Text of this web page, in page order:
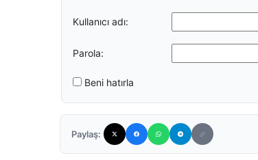
Kullanıcı adı:
Parola:
Beni hatırla
Paylaş: